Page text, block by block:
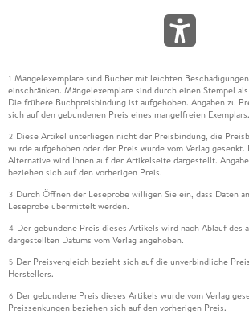
1 Mängelexemplare sind Bücher mit leichten
einschränken. Mängelexemplare sind durch einen Stempel
Die frühere Buchpreisbindung ist aufgehoben. Angaben zu
sich auf den gebundenen Preis eines mangelfreien Exemplars.
2 Diese Artikel unterliegen nicht der Preisbindung, die
wurde aufgehoben oder der Preis wurde vom Verlag
Alternative wird Ihnen auf der Artikelseite dargestellt.
beziehen sich auf den vorherigen Preis.
3 Durch Öffnen der Leseprobe willigen Sie ein, dass Daten
Leseprobe übermittelt werden.
4 Der gebundene Preis dieses Artikels wird nach Ablauf des
dargestellten Datums vom Verlag angehoben.
5 Der Preisvergleich bezieht sich auf die unverbindliche
Herstellers.
6 Der gebundene Preis dieses Artikels wurde vom Verlag
Preissenkungen beziehen sich auf den vorherigen Preis.